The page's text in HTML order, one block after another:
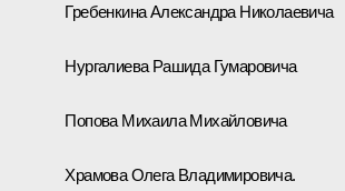
Гребенкина Александра Николаевича
Нургалиева Рашида Гумаровича
Попова Михаила Михайловича
Храмова Олега Владимировича.